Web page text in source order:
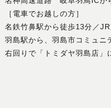
［電車でお越しの方］
名鉄竹鼻駅から徒歩13分／
羽島駅から、羽島市コミュニ
右回りで「トミダヤ羽島店」